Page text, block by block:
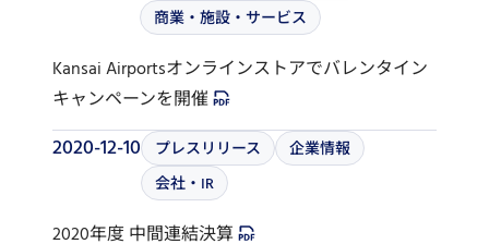
商業・施設・サービス
Kansai Airportsオンラインストアでバレンタイン
キャンペーンを開催
2020-12-10 プレスリリース
企業情報
会社・IR
2020年度 中間連結決算